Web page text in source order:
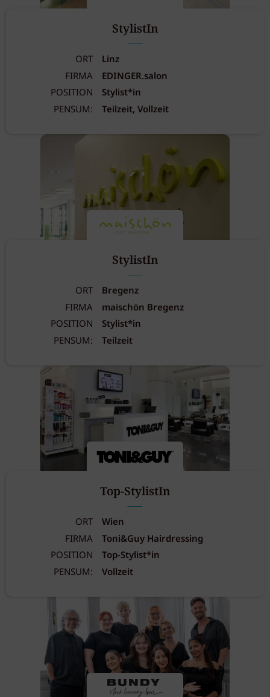
StylistIn
ORT
Linz
FIRMA
EDINGER.salon
POSITION
Stylist*in
PENSUM:
Teilzeit, Vollzeit
StylistIn
ORT
Bregenz
FIRMA
maischön Bregenz
POSITION
Stylist*in
PENSUM:
Teilzeit
Top-StylistIn
ORT
Wien
FIRMA
Toni&Guy Hairdressing
POSITION
Top-Stylist*in
PENSUM:
Vollzeit